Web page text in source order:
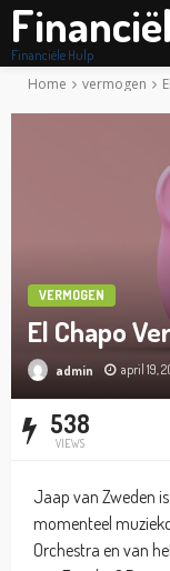
Financiële Hulp
Home vermogen
VERMOGEN
El Chapo
admin april 19,
538
VIEWS
Jaap van Zweden
momenteel
Orchestra en van